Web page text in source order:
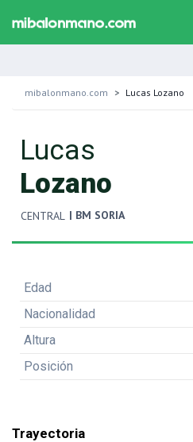
mibalonmano.com Lucas Lozano
Lucas
Lozano
CENTRAL | BM SORIA
Edad
Nacionalidad
Altura
Posición
Trayectoria